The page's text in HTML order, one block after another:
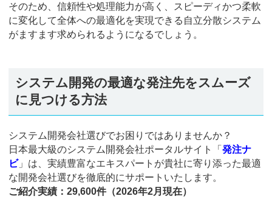
そのため、信頼性や処理能力が高く、スピーディかつ柔軟
に変化して全体への最適化を実現できる自立分散システム
がますます求められるようになるでしょう。
システム開発の最適な発注先をスムーズ
に見つける方法
システム開発会社選びでお困りではありませんか？
日本最大級のシステム開発会社ポータルサイト「 発注ナ
ビ」は、実績豊富なエキスパートが貴社に寄り添った最適
な開発会社選びを徹底的にサポートいたします。
ご紹介実績：29,600件（2026年2月現在）